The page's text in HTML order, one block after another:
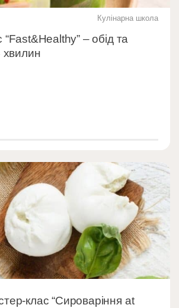
Кулінарна школа
– обід та
хвилин
клас “Сироваріння at